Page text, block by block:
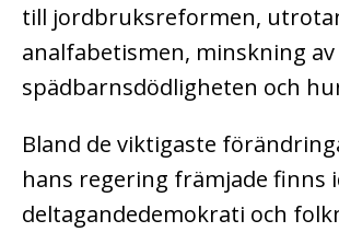
till jordbruksreformen,
analfabetismen, minskning av
spädbarnsdödligheten och
Bland de viktigaste
hans regering främjade finns
deltagandedemokrati och